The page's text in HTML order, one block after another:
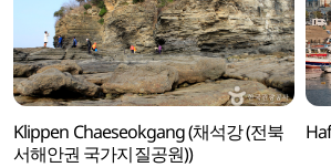
Klippen Chaeseokgang (채석강 (전북
서해안권 국가지질공원))